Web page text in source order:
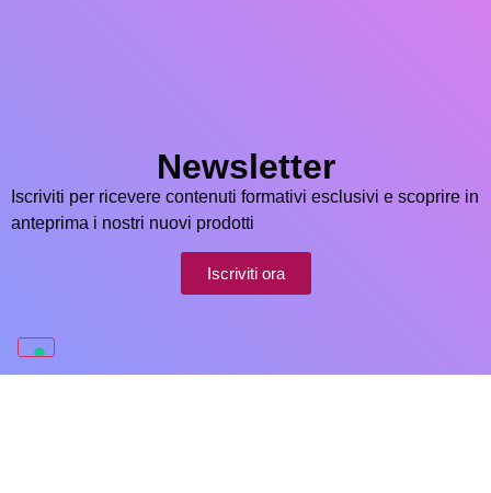
Newsletter
Iscriviti per ricevere contenuti formativi esclusivi e scoprire in
anteprima i nostri nuovi prodotti
Iscriviti ora